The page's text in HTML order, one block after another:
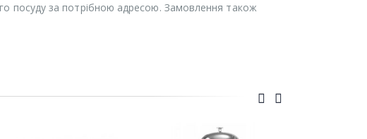
посуду за потрібною адресою. Замовлення також